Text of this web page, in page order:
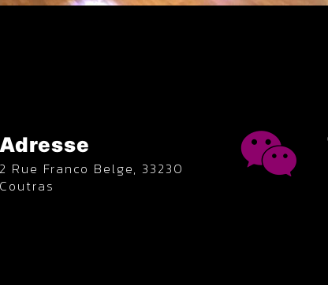
Adresse
2 Rue Franco Belge, 33230
Coutras